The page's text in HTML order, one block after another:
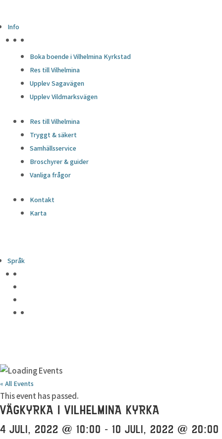
Info
Boka boende i Vilhelmina Kyrkstad
Res till Vilhelmina
Upplev Sagavägen
Upplev Vildmarksvägen
Res till Vilhelmina
Tryggt & säkert
Samhällsservice
Broschyrer & guider
Vanliga frågor
Kontakt
Karta
Språk
« All Events
This event has passed.
VÄGKYRKA I VILHELMINA KYRKA
4 JULI, 2022 @ 10:00 - 10 JULI, 2022 @ 20:00